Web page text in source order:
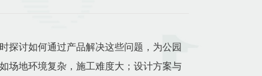
探讨如何通过产品解决这些问题，为公园
场地环境复杂，施工难度大；设计方案与